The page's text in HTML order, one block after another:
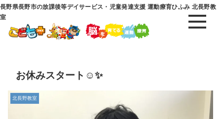
長野県長野市の放課後等デイサービス・児童発達支援 運動療育ひふみ 北長野教
室
お休みスタート☺️✨
北長野教室